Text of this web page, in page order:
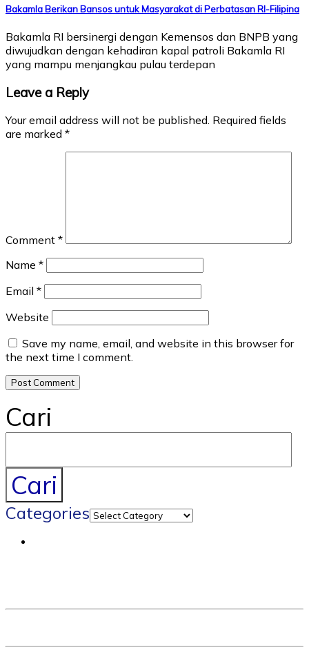
Bakamla Berikan Bansos untuk Masyarakat di Perbatasan RI-Filipina
Bakamla RI bersinergi dengan Kemensos dan BNPB yang
diwujudkan dengan kehadiran kapal patroli Bakamla RI
yang mampu menjangkau pulau terdepan
Leave a Reply
Your email address will not be published. Required fields
are marked *
Comment *
Name *
Email *
Website
Save my name, email, and website in this browser for
the next time I comment.
Cari
Cari
Categories